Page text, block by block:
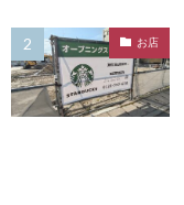
お店